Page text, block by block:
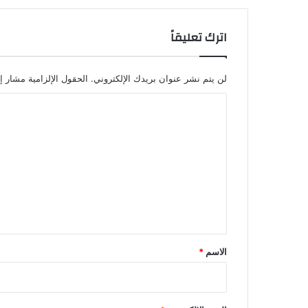
اترك تعليقاً
لن يتم نشر عنوان بريدك الإلكتروني. الحقول الإلزامية مشار
*
الاسم *